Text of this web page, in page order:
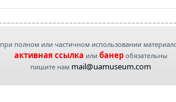
при полном или частичном использовании
активная ссылка или банеробязательны
пишите нам mail@uamuseum.com